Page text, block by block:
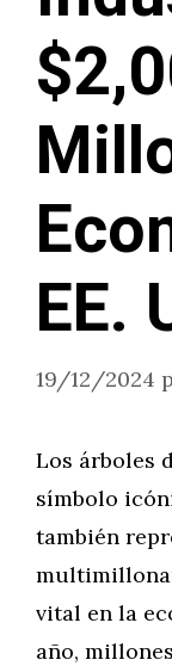
EE.
19/12/2024
Los árboles
símbolo
también
vital en la
año,